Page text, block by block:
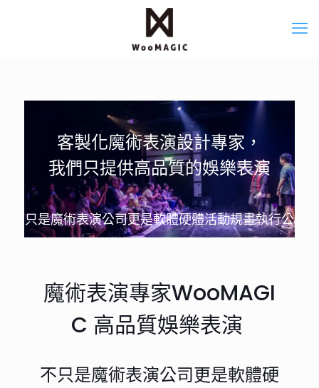
客製化魔術表演設計專家，
我們只提供高品質的娛樂表演
不只是魔術表演公司更是軟體硬體活動規畫執行公司
魔術表演專家WooMAGI
C 高品質娛樂表演
不只是魔術表演公司更是軟體硬